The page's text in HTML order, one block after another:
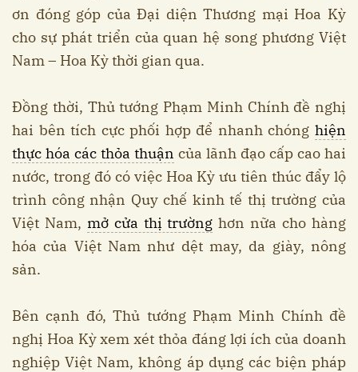
ơn đóng góp của Đại diện Thương mại Hoa Kỳ
cho sự phát triển của quan hệ song phương Việt
Nam – Hoa Kỳ thời gian qua.
Đồng thời, Thủ tướng Phạm Minh Chính đề nghị
hai bên tích cực phối hợp để nhanh chóng hiện
thực hóa các thỏa thuận của lãnh đạo cấp cao hai
nước, trong đó có việc Hoa Kỳ ưu tiên thúc đẩy lộ
trình công nhận Quy chế kinh tế thị trường của
Việt Nam, mở cửa thị trường hơn nữa cho hàng
hóa của Việt Nam như dệt may, da giày, nông
sản.
Bên cạnh đó, Thủ tướng Phạm Minh Chính đề
nghị Hoa Kỳ xem xét thỏa đáng lợi ích của doanh
nghiệp Việt Nam, không áp dụng các biện pháp